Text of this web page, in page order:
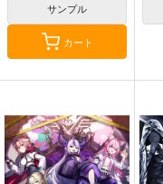
サンプル
カート